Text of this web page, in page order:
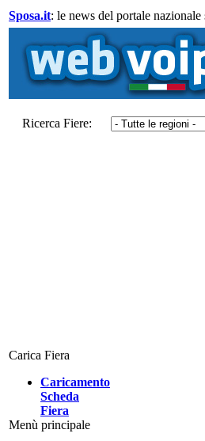
Sposa.it: le news del portale
Ricerca Fiere:
Carica Fiera
Caricamento
Scheda
Fiera
Menù principale